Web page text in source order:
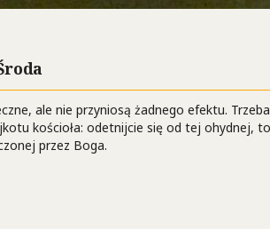
ale nie przyniosą żadnego efektu.
kościoła: odetnijcie się od tej ohydnej,
przez Boga.